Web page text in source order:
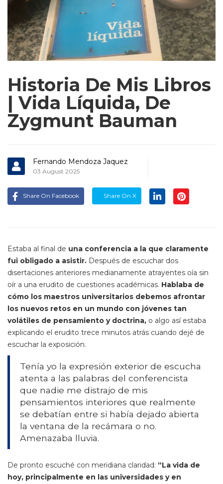
Historia De Mis Libros
| Vida Líquida, De
Zygmunt Bauman
Fernando Mendoza Jaquez
03 August 2025
Share On Facebook Share On X
Estaba al final de una conferencia a la que claramente
fui obligado a asistir. Después de escuchar dos
disertaciones anteriores medianamente atrayentes oía sin
oír a una erudito de cuestiones académicas. Hablaba de
cómo los maestros universitarios debemos afrontar
los nuevos retos en un mundo con jóvenes tan
volátiles de pensamiento y doctrina, o algo así estaba
explicando el erudito trece minutos atrás cuando dejé de
escuchar la exposición.
Tenía yo la expresión exterior de escucha
atenta a las palabras del conferencista
que nadie me distrajo de mis
pensamientos interiores que realmente
se debatían entre si había dejado abierta
la ventana de la recámara o no.
Amenazaba lluvia.
De pronto escuché con meridiana claridad: “La vida de
hoy, principalmente en las universidades y en